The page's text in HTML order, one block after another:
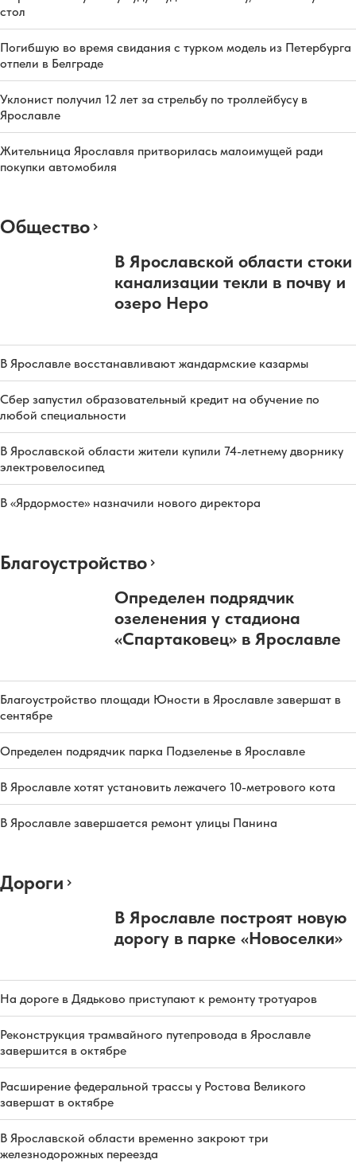
стол
Погибшую во время свидания с турком модель из Петербурга
отпели в Белграде
Уклонист получил 12 лет за стрельбу по троллейбусу в
Ярославле
Жительница Ярославля притворилась малоимущей ради
покупки автомобиля
Общество
В Ярославской области стоки
канализации текли в почву и
озеро Неро
В Ярославле восстанавливают жандармские казармы
Сбер запустил образовательный кредит на обучение по
любой специальности
В Ярославской области жители купили 74-летнему дворнику
электровелосипед
В «Ярдормосте» назначили нового директора
Благоустройство
Определен подрядчик
озеленения у стадиона
«Спартаковец» в Ярославле
Благоустройство площади Юности в Ярославле завершат в
сентябре
Определен подрядчик парка Подзеленье в Ярославле
В Ярославле хотят установить лежачего 10-метрового кота
В Ярославле завершается ремонт улицы Панина
Дороги
В Ярославле построят новую
дорогу в парке «Новоселки»
На дороге в Дядьково приступают к ремонту тротуаров
Реконструкция трамвайного путепровода в Ярославле
завершится в октябре
Расширение федеральной трассы у Ростова Великого
завершат в октябре
В Ярославской области временно закроют три
железнодорожных переезда